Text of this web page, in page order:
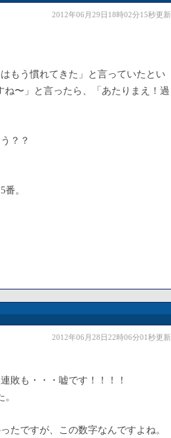
2012年06月29日18時02分15秒更新
もう慣れてきた」と言っていたとい
〜」と言ったら、「あたりまえ！過
？？
。
2012年06月28日22時06分01秒更新
敗も・・・嘘です！！！！
たですが、この数字なんですよね。